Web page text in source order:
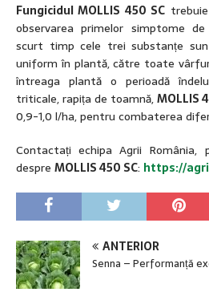
Fungicidul MOLLIS 450 SC
observarea primelor simptome
scurt timp cele trei substanțe
uniform în plantă, către toate
întreaga plantă o perioadă
triticale, rapița de toamnă,MOLLIS
0,9-1,0 l/ha, pentru combaterea
Contactați echipa Agrii
despre MOLLIS 450 SC: https://
ANTERIOR
Senna – Performanță